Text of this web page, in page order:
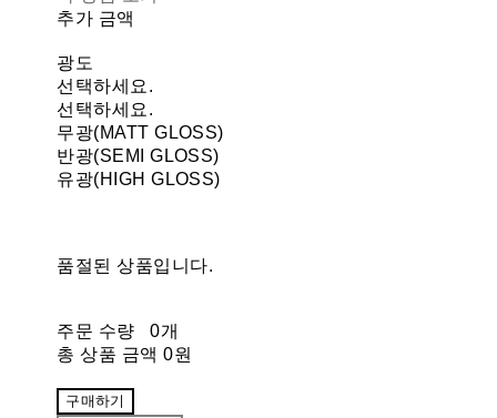
추가 금액
광도
선택하세요.
선택하세요.
무광(MATT GLOSS)
반광(SEMI GLOSS)
유광(HIGH GLOSS)
품절된 상품입니다.
주문 수량
0개
총 상품 금액 0원
구매하기